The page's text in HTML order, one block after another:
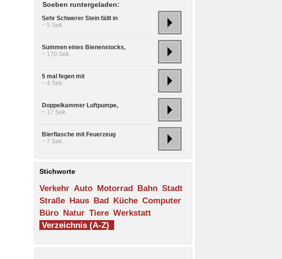
Soeben runtergeladen:
Sehr Schwerer Stein fällt in
~ 5 Sek.
Summen eines Bienenstocks,
~ 170 Sek.
5 mal fegen mit
~ 4 Sek.
Doppelkammer Luftpumpe,
~ 17 Sek.
Bierflasche mit Feuerzeug
~ 7 Sek.
Stichworte
Verkehr Auto Motorrad Bahn Stadt
Straße Haus Bad Küche Computer
Büro Natur Tiere Werkstatt
Verzeichnis (A-Z)